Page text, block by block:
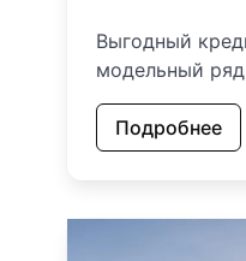
Выгодный
модельный
Подробнее